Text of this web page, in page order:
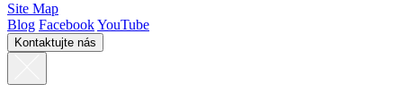
Site Map
Blog FacebookYouTube
Kontaktujte nás